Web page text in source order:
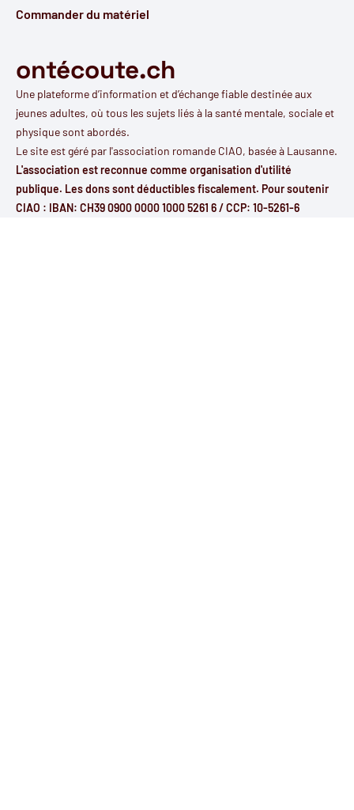
Commander du matériel
ontécoute.ch
Une plateforme d’information et d’échange fiable destinée aux
jeunes adultes, où tous les sujets liés à la santé mentale, sociale et
physique sont abordés.
Le site est géré par l'association romande CIAO, basée à Lausanne.
L'association est reconnue comme organisation d'utilité
publique. Les dons sont déductibles fiscalement. Pour soutenir
CIAO : IBAN: CH39 0900 0000 1000 5261 6 / CCP: 10-5261-6